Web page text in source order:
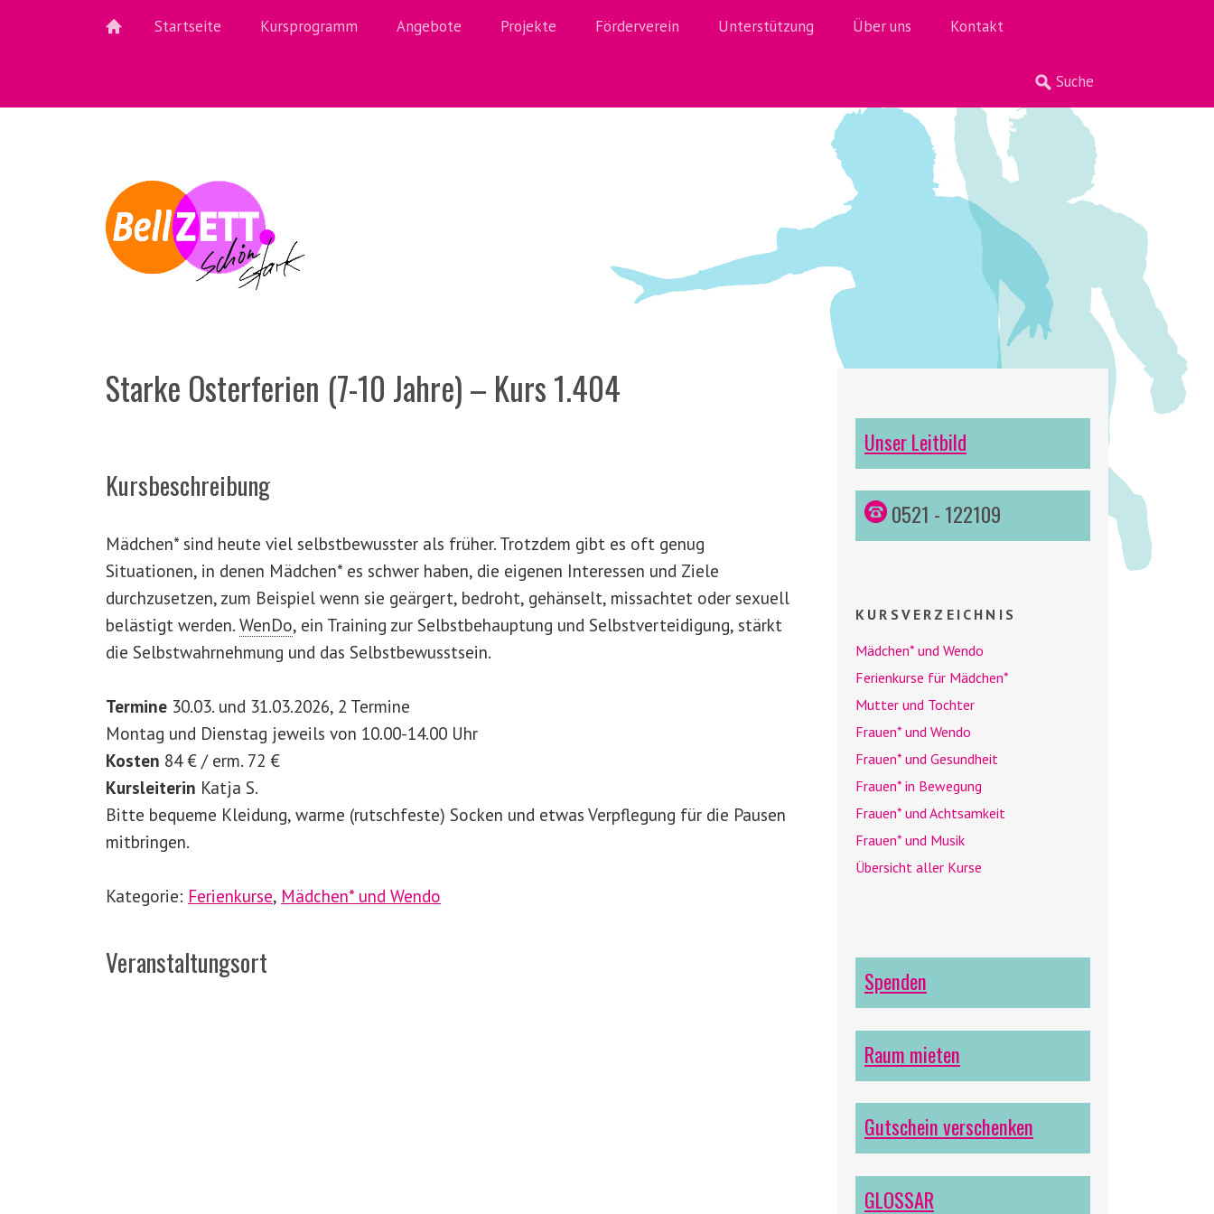
Startseite Kursprogramm Angebote Projekte Förderverein Unterstützung Über uns Kontakt
Starke Osterferien (7-10 Jahre) – Kurs 1.404
Kursbeschreibung
Mädchen* sind heute viel selbstbewusster als früher. Trotzdem gibt es oft genug
Situationen, in denen Mädchen* es schwer haben, die eigenen Interessen und Ziele
durchzusetzen, zum Beispiel wenn sie geärgert, bedroht, gehänselt, missachtet oder sexuell
belästigt werden. WenDo, ein Training zur Selbstbehauptung und Selbstverteidigung, stärkt
die Selbstwahrnehmung und das Selbstbewusstsein.
Termine 30.03. und 31.03.2026, 2 Termine
Montag und Dienstag jeweils von 10.00-14.00 Uhr
Kosten 84 € / erm. 72 €
Kursleiterin Katja S.
Bitte bequeme Kleidung, warme (rutschfeste) Socken und etwas Verpflegung für die Pausen
mitbringen.
Kategorie: Ferienkurse, Mädchen* und Wendo
Veranstaltungsort
Unser Leitbild
0521 - 122109
KURSVERZEICHNIS
Mädchen* und Wendo
Ferienkurse für Mädchen*
Mutter und Tochter
Frauen* und Wendo
Frauen* und Gesundheit
Frauen* in Bewegung
Frauen* und Achtsamkeit
Frauen* und Musik
Übersicht aller Kurse
Spenden
Raum mieten
Gutschein verschenken
GLOSSAR